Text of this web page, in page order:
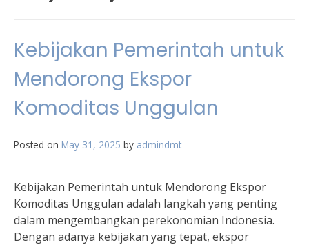
Kebijakan Pemerintah untuk
Mendorong Ekspor
Komoditas Unggulan
Posted on May 31, 2025 by admindmt
Kebijakan Pemerintah untuk Mendorong Ekspor
Komoditas Unggulan adalah langkah yang penting
dalam mengembangkan perekonomian Indonesia.
Dengan adanya kebijakan yang tepat, ekspor